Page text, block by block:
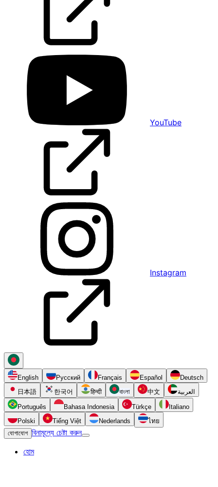
YouTube
Instagram
English Русский Français Español
Deutsch
日本語
한국어 हिन्दी বাংলা 中文 العربية
Português Bahasa Indonesia Türkçe
Italiano
Polski
Tiếng Việt Nederlands
ไทย
যোগাযোগ বিনামূল্যে চেষ্টা করুন
হোম